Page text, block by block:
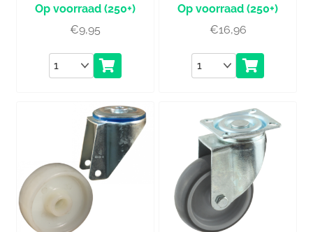
(250+)
€9,95
Aantal
(250+)
€16,96
Aantal